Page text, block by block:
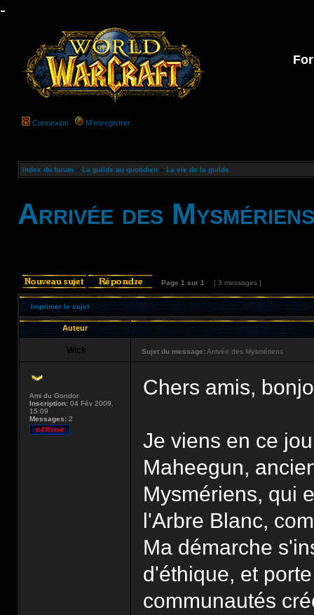
-
Connexion M’enregistrer
Index du forum » La guilde au quotidien » La vie de la guilde
Arrivée des Mysmériens
Page 1 sur 1 [ 3 messages ]
Imprimer le sujet
Auteur
Wick Sujet du message:Arrivée des Mysmériens
Ami du Gondor
Inscription: 04 Fév 2009,
15:09
Messages: 2
Chers amis,
Je viens en ce
Maheegun,
Mysmériens, qui
l'Arbre Blanc,
Ma démarche
d'éthique, et
communautés